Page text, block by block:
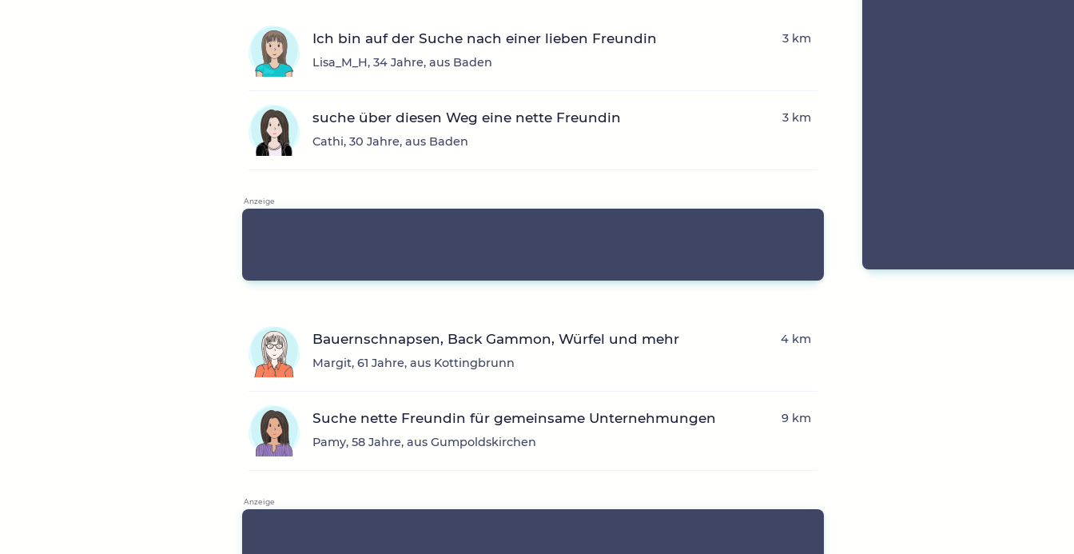
Ich bin auf der Suche nach einer lieben Freundin
Lisa_M_H, 34 Jahre, aus Baden
3 km
suche über diesen Weg eine nette Freundin
Cathi, 30 Jahre, aus Baden
3 km
Bauernschnapsen, Back Gammon, Würfel und mehr
Margit, 61 Jahre, aus Kottingbrunn
4 km
Suche nette Freundin für gemeinsame Unternehmungen
Pamy, 58 Jahre, aus Gumpoldskirchen
9 km